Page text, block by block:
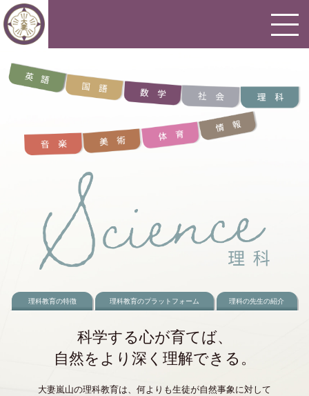
理科教育の特徴 理科教育のプラットフォーム 理科の先生の紹介
科学する心が育てば、
自然をより深く理解できる。
大妻嵐山の理科教育は、何よりも生徒が自然事象に対して